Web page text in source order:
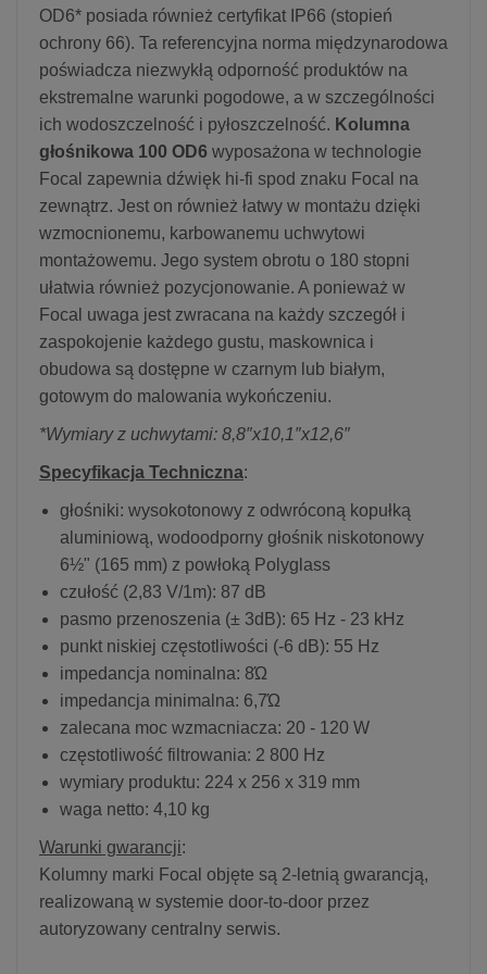
OD6* posiada również certyfikat IP66 (stopień
ochrony 66). Ta referencyjna norma międzynarodowa
poświadcza niezwykłą odporność produktów na
ekstremalne warunki pogodowe, a w szczególności
ich wodoszczelność i pyłoszczelność. Kolumna
głośnikowa 100 OD6 wyposażona w technologie
Focal zapewnia dźwięk hi-fi spod znaku Focal na
zewnątrz. Jest on również łatwy w montażu dzięki
wzmocnionemu, karbowanemu uchwytowi
montażowemu. Jego system obrotu o 180 stopni
ułatwia również pozycjonowanie. A ponieważ w
Focal uwaga jest zwracana na każdy szczegół i
zaspokojenie każdego gustu, maskownica i
obudowa są dostępne w czarnym lub białym,
gotowym do malowania wykończeniu.
*Wymiary z uchwytami: 8,8″x10,1″x12,6″
Specyfikacja Techniczna:
głośniki: wysokotonowy z odwróconą kopułką
aluminiową, wodoodporny głośnik niskotonowy
6½" (165 mm) z powłoką Polyglass
czułość (2,83 V/1m): 87 dB
pasmo przenoszenia (± 3dB): 65 Hz - 23 kHz
punkt niskiej częstotliwości (-6 dB): 55 Hz
impedancja nominalna: 8Ώ
impedancja minimalna: 6,7Ώ
zalecana moc wzmacniacza: 20 - 120 W
częstotliwość filtrowania: 2 800 Hz
wymiary produktu: 224 x 256 x 319 mm
waga netto: 4,10 kg
Warunki gwarancji:
Kolumny marki Focal objęte są 2-letnią gwarancją,
realizowaną w systemie door-to-door przez
autoryzowany centralny serwis.